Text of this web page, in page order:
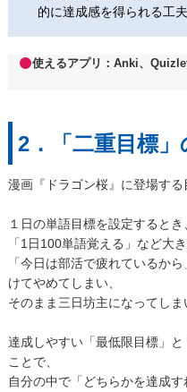
的に達成感を得られる工夫
使えるアプリ：Anki、
2．「二重目標」
漫画『ドラゴン桜』に登場する
１日の単語目標を設定するとき
「1日100単語覚える」など大
「今日は部活で疲れているか
けてやめてしまい、
そのまま三日坊主になってしま
達成しやすい「最低限目標」
ことで、
自分の中で「どちらかを達成